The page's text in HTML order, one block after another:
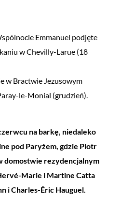
Emmanuel podjęte
w Chevilly-Larue (18
w Bractwie Jezusowym
le-Monial (grudzień).
na barkę, niedaleko
pod Paryżem, gdzie Piotr
domostwie rezydencjalnym
Marie i Martine Catta
i Charles-Éric Hauguel.